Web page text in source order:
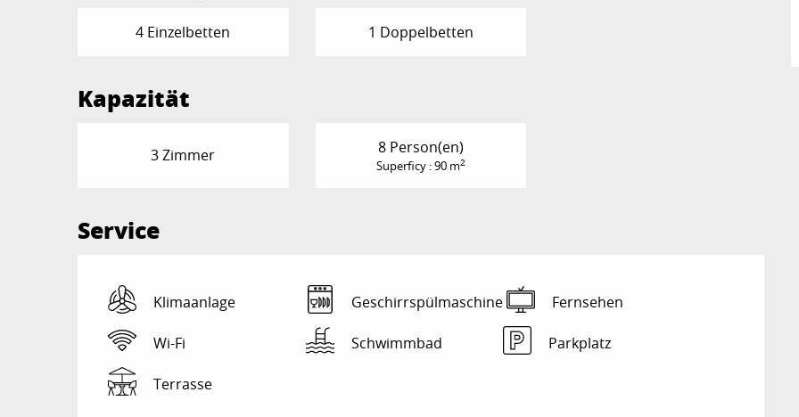
4 Einzelbetten 1 Doppelbetten
Kapazität
3 Zimmer 8 Person(en)
Superficy : 90 m2
Service
Klimaanlage Geschirrspülmaschine Fernsehen
Wi-Fi Schwimmbad Parkplatz
Terrasse